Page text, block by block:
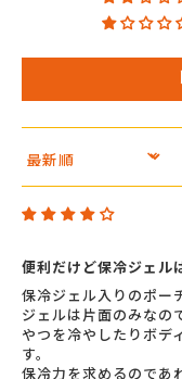
Sort by
便利だけど保冷ジェル
保冷ジェル入りのポー
ジェルは片面のみなの
やつを冷やしたりボデ
す。
保冷力を求めるのであ